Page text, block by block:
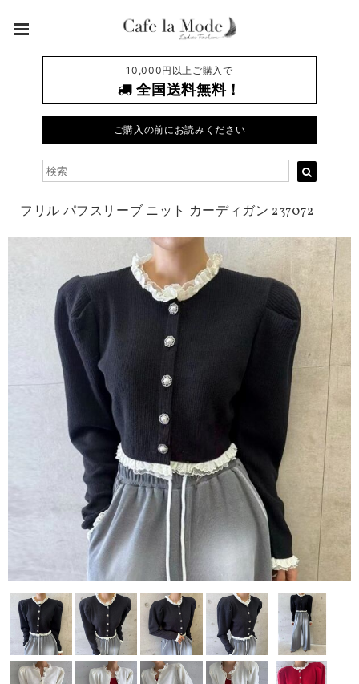
10,000円以上ご購入で
全国送料無料！
ご購入の前にお読みください
フリル パフスリーブ ニット カーディガン 237072